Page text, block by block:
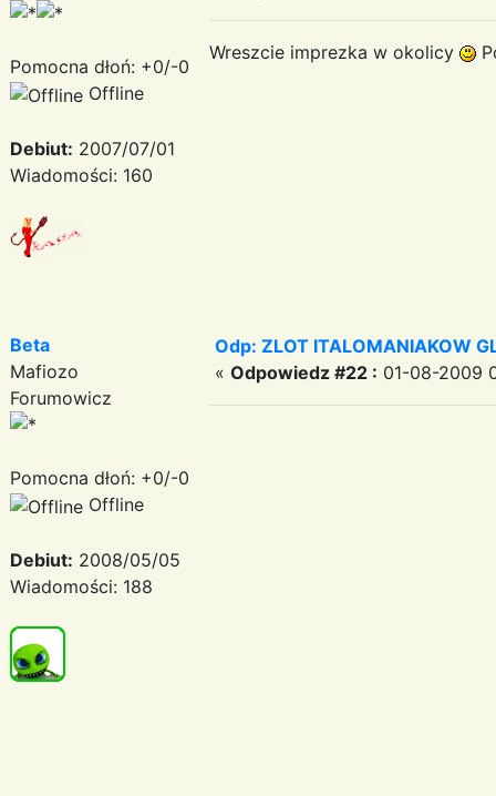
Pomocna dłoń: +0/-0
Offline
Debiut: 2007/07/01
Wiadomości: 160
Wreszcie imprezka w okolicy
Beta
Mafiozo
Forumowicz
Pomocna dłoń: +0/-0
Offline
Debiut: 2008/05/05
Wiadomości: 188
Odp: ZLOT ITALOMANIAKOW
« Odpowiedz #22 : 01-08-2009